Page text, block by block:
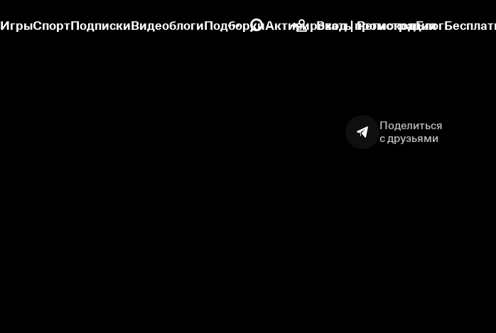
ИгрыСпортПодпискиВидеоблогиПодборкиАктивировать промокодБлог
Вход | Регистрация
Поделиться
с друзьями